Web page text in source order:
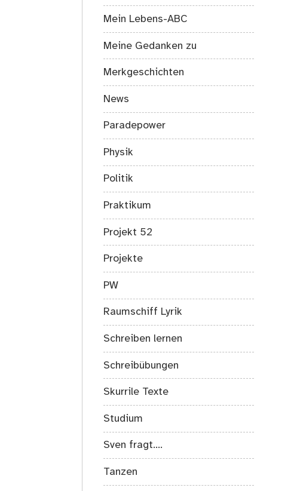
Mein Lebens-ABC
Meine Gedanken zu
Merkgeschichten
News
Paradepower
Physik
Politik
Praktikum
Projekt 52
Projekte
PW
Raumschiff Lyrik
Schreiben lernen
Schreibübungen
Skurrile Texte
Studium
Sven fragt….
Tanzen